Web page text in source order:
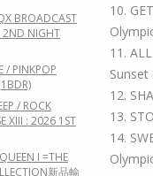
10.
11.
12.
13.
14.
BROADCAST
NIGHT
/ PINKPOP
/ ROCK
XIII : 2026 1ST
I =THE
新品輸